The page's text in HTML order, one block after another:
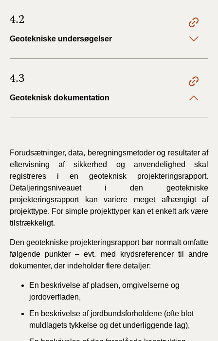
4.2
Geotekniske undersøgelser
4.3
Geoteknisk dokumentation
Forudsætninger, data, beregningsmetoder og resultater af
eftervisning af sikkerhed og anvendelighed skal
registreres i en geoteknisk projekteringsrapport.
Detaljeringsniveauet i den geotekniske
projekteringsrapport kan variere meget afhængigt af
projekttype. For simple projekttyper kan et enkelt ark være
tilstrækkeligt.
Den geotekniske projekteringsrapport bør normalt omfatte
følgende punkter – evt. med krydsreferencer til andre
dokumenter, der indeholder flere detaljer:
En beskrivelse af pladsen, omgivelserne og
jordoverfladen,
En beskrivelse af jordbundsforholdene (ofte blot
muldlagets tykkelse og det underliggende lag),